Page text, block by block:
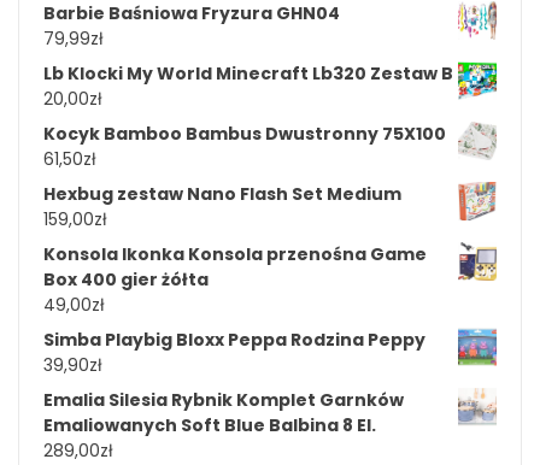
Barbie Baśniowa Fryzura GHN04
79,99zł
Lb Klocki My World Minecraft Lb320 Zestaw B
20,00zł
Kocyk Bamboo Bambus Dwustronny 75X100
61,50zł
Hexbug zestaw Nano Flash Set Medium
159,00zł
Konsola Ikonka Konsola przenośna Game
Box 400 gier żółta
49,00zł
Simba Playbig Bloxx Peppa Rodzina Peppy
39,90zł
Emalia Silesia Rybnik Komplet Garnków
Emaliowanych Soft Blue Balbina 8 El.
289,00zł